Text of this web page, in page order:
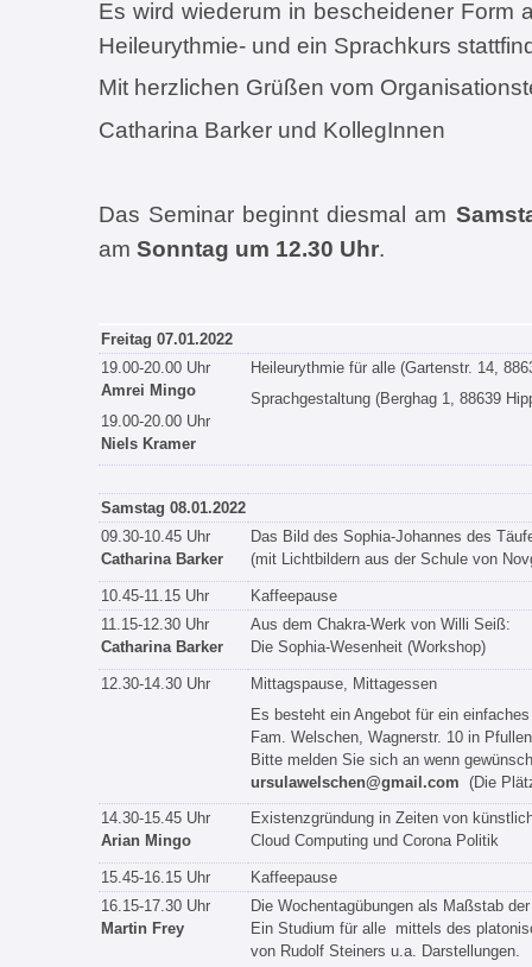
Es wird wiederum in bescheidener Form
Heileurythmie- und ein Sprachkurs
Mit herzlichen Grüßen vom
Catharina Barker und KollegInnen
Das Seminar beginnt diesmal am
am Sonntag um 12.30 Uhr.
Freitag 07.01.2022
19.00-20.00 Uhr
Amrei Mingo
19.00-20.00 Uhr
Niels Kramer
Heileurythmie für alle (Gartenstr. 14,
Sprachgestaltung (Berghag 1, 88639
Samstag 08.01.2022
09.30-10.45 Uhr
Catharina Barker
Das Bild des Sophia-Johannes des
(mit Lichtbildern aus der Schule von
10.45-11.15 Uhr
Kaffeepause
11.15-12.30 Uhr
Catharina Barker
Aus dem Chakra-Werk von Willi Seiß:
Die Sophia-Wesenheit (Workshop)
12.30-14.30 Uhr
Mittagspause, Mittagessen
Es besteht ein Angebot für ein
Fam. Welschen, Wagnerstr. 10 in
Bitte melden Sie sich an wenn
ursulawelschen@gmail.com (Die
14.30-15.45 Uhr
Arian Mingo
Existenzgründung in Zeiten von
Cloud Computing und Corona Politik
15.45-16.15 Uhr
Kaffeepause
16.15-17.30 Uhr
Martin Frey
Die Wochentagübungen als Maßstab
Ein Studium für alle mittels des
von Rudolf Steiners u.a. Darstellungen.